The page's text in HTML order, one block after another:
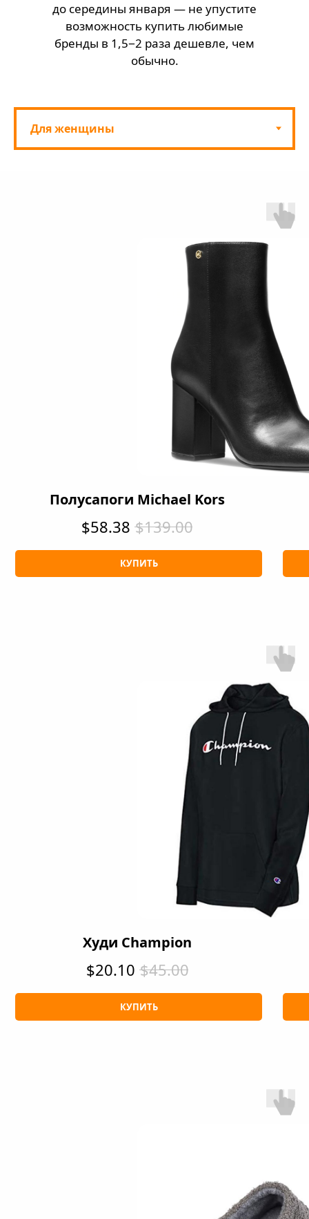
до середины января — не упустите
возможность купить любимые
бренды в 1,5−2 раза дешевле, чем
обычно.
Полусапоги Michael Kors
$58.38 $139.00
КУПИТЬ
Худи Champion
$20.10 $45.00
КУПИТЬ